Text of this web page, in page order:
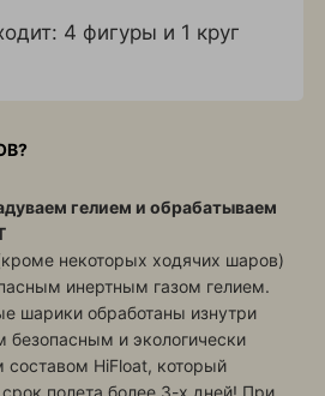
4 фигуры и 1 круг
гелием и обрабатываем
некоторых ходячих шаров)
инертным газом гелием.
шарики обработаны изнутри
безопасным и экологически
составом HiFloat, который
полета более 3-х дней! При